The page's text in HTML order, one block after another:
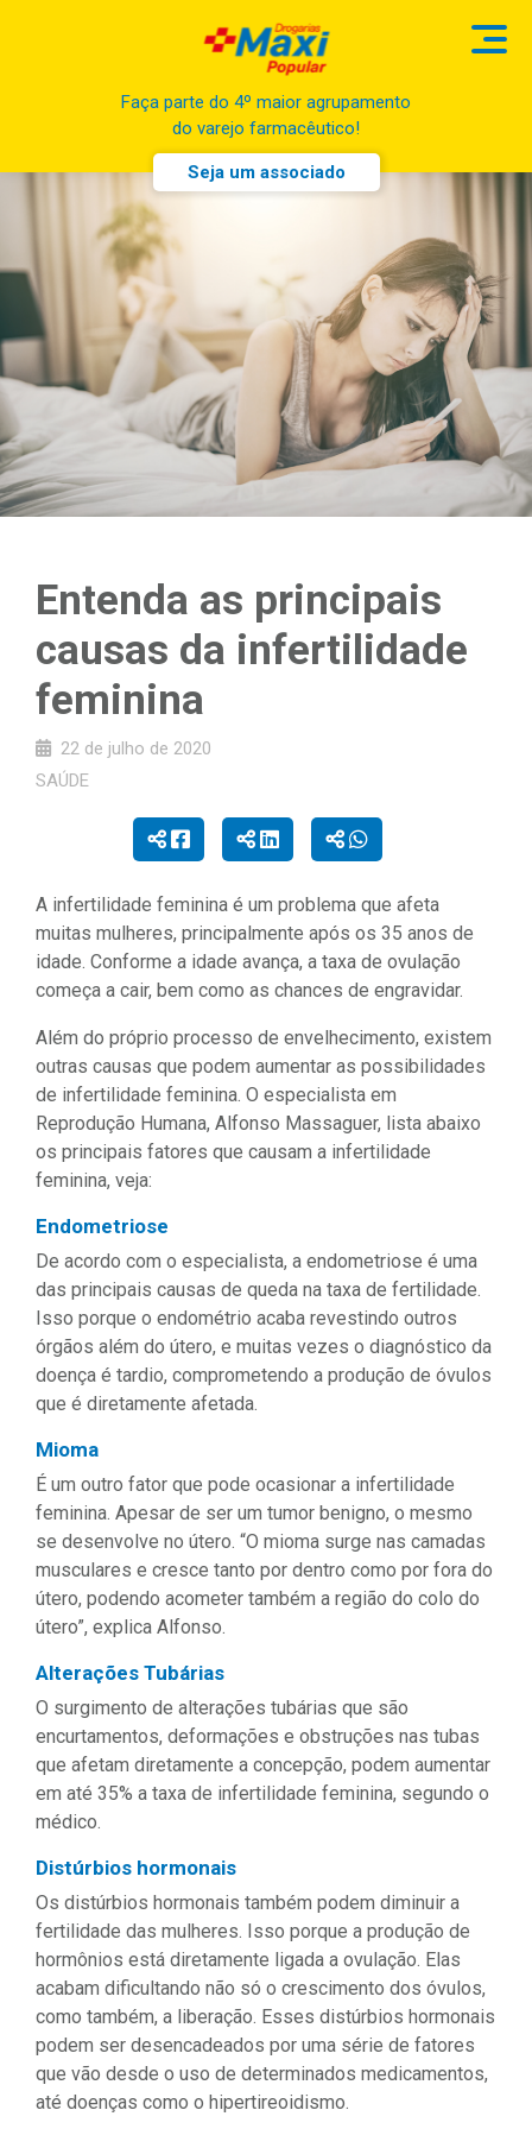
Faça parte do 4º maior agrupamento
do varejo farmacêutico!
Seja um associado
Entenda as principais
causas da infertilidade
feminina
22 de julho de 2020
SAÚDE
A infertilidade feminina é um problema que afeta
muitas mulheres, principalmente após os 35 anos de
idade. Conforme a idade avança, a taxa de ovulação
começa a cair, bem como as chances de engravidar.
Além do próprio processo de envelhecimento, existem
outras causas que podem aumentar as possibilidades
de infertilidade feminina. O especialista em
Reprodução Humana, Alfonso Massaguer, lista abaixo
os principais fatores que causam a infertilidade
feminina, veja:
Endometriose
De acordo com o especialista, a endometriose é uma
das principais causas de queda na taxa de fertilidade.
Isso porque o endométrio acaba revestindo outros
órgãos além do útero, e muitas vezes o diagnóstico da
doença é tardio, comprometendo a produção de óvulos
que é diretamente afetada.
Mioma
É um outro fator que pode ocasionar a infertilidade
feminina. Apesar de ser um tumor benigno, o mesmo
se desenvolve no útero. “O mioma surge nas camadas
musculares e cresce tanto por dentro como por fora do
útero, podendo acometer também a região do colo do
útero”, explica Alfonso.
Alterações Tubárias
O surgimento de alterações tubárias que são
encurtamentos, deformações e obstruções nas tubas
que afetam diretamente a concepção, podem aumentar
em até 35% a taxa de infertilidade feminina, segundo o
médico.
Distúrbios hormonais
Os distúrbios hormonais também podem diminuir a
fertilidade das mulheres. Isso porque a produção de
hormônios está diretamente ligada a ovulação. Elas
acabam dificultando não só o crescimento dos óvulos,
como também, a liberação. Esses distúrbios hormonais
podem ser desencadeados por uma série de fatores
que vão desde o uso de determinados medicamentos,
até doenças como o hipertireoidismo.